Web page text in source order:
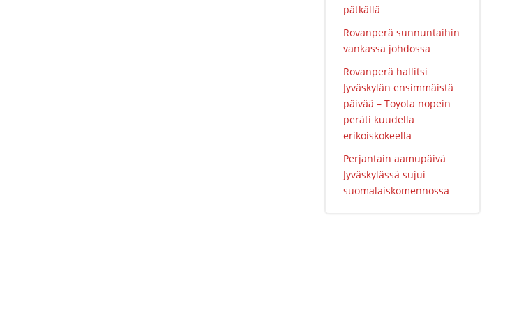
pätkällä
Rovanperä sunnuntaihin
vankassa johdossa
Rovanperä hallitsi
Jyväskylän ensimmäistä
päivää – Toyota nopein
peräti kuudella
erikoiskokeella
Perjantain aamupäivä
Jyväskylässä sujui
suomalaiskomennossa